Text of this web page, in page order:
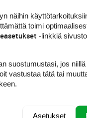
tulla milli tunnissa ja se
ILMOITA ASIATON VIESTI
ukkosia tulossa. Tosin
näihin
toimi
-linkkiä
suostumustasi, jos
vastustaa tätä tai
Asetukset